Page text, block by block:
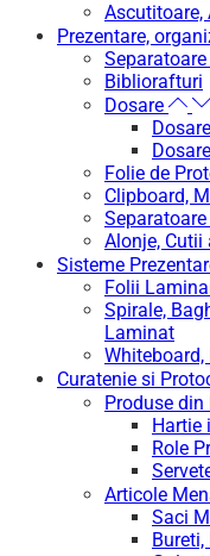
Ascutitoare,
Prezentare,
Separatoare
Bibliorafturi
Dosare
Folie de
Clipboard,
Separatoare
Alonje, Cutii
Sisteme
Folii
Spirale,
Laminat
Curatenie si
Produse din
Hartie
Role
Articole
Saci
Bureti,